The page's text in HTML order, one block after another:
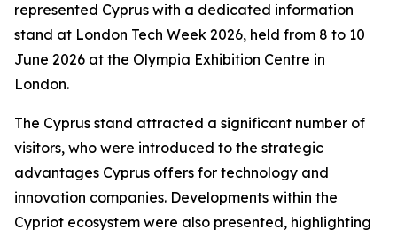
represented Cyprus with a dedicated information
stand at London Tech Week 2026, held from 8 to 10
June 2026 at the Olympia Exhibition Centre in
London.
The Cyprus stand attracted a significant number of
visitors, who were introduced to the strategic
advantages Cyprus offers for technology and
innovation companies. Developments within the
Cypriot ecosystem were also presented, highlighting